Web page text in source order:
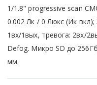
1/1.8" progressive scan
0.002 Лк / 0 Люкс (Ик вкл);
1вх/1вых, тревога: 2вх/
Defog. Микро SD до
мм